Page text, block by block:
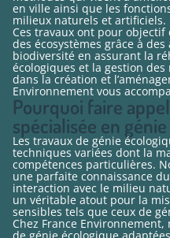
en ville ainsi que les
milieux naturels et artificiels.
Ces travaux ont pour
des écosystèmes grâce à
biodiversité en assurant la
écologiques et la gestion
dans la création et
Environnement vous
Pourquoi faire
spécialisée en
Les travaux de génie
techniques variées dont la
compétences particulières.
une parfaite connaissance
interaction avec le milieu
un véritable atout pour la
sensibles tels que ceux de
Chez France